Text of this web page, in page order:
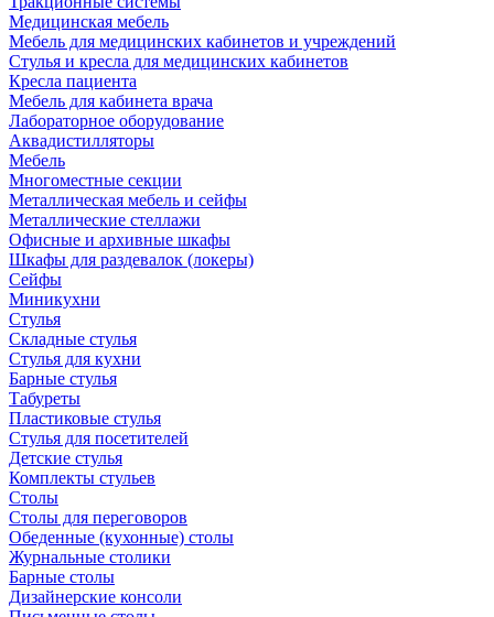
Медицинская мебель
Мебель для медицинских кабинетов и учреждений
Стулья и кресла для медицинских кабинетов
Кресла пациента
Мебель для кабинета врача
Лабораторное оборудование
Аквадистилляторы
Мебель
Многоместные секции
Металлическая мебель и сейфы
Металлические стеллажи
Офисные и архивные шкафы
Шкафы для раздевалок (локеры)
Сейфы
Миникухни
Стулья
Складные стулья
Стулья для кухни
Барные стулья
Табуреты
Пластиковые стулья
Стулья для посетителей
Детские стулья
Комплекты стульев
Столы
Столы для переговоров
Обеденные (кухонные) столы
Журнальные столики
Барные столы
Дизайнерские консоли